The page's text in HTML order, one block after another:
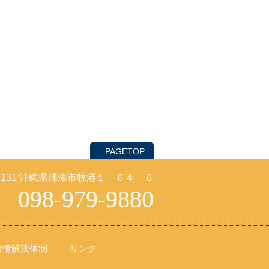
PAGETOP
沖縄県浦添市牧港１－６４－６
098-979-9880
情解決体制 リンク